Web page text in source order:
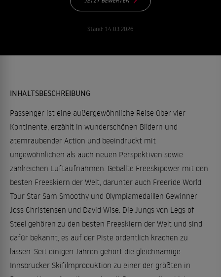
Stand: 14.03.2026
INHALTSBESCHREIBUNG
Passenger ist eine außergewöhnliche Reise über vier
Kontinente, erzählt in wunderschönen Bildern und
atemraubender Action und beeindruckt mit
ungewöhnlichen als auch neuen Perspektiven sowie
zahlreichen Luftaufnahmen. Geballte Freeskipower mit den
besten Freeskiern der Welt, darunter auch Freeride World
Tour Star Sam Smoothy und Olympiamedaillen Gewinner
Joss Christensen und David Wise. Die Jungs von Legs of
Steel gehören zu den besten Freeskiern der Welt und sind
dafür bekannt, es auf der Piste ordentlich krachen zu
lassen. Seit einigen Jahren gehört die gleichnamige
Innsbrucker Skifilmproduktion zu einer der größten in